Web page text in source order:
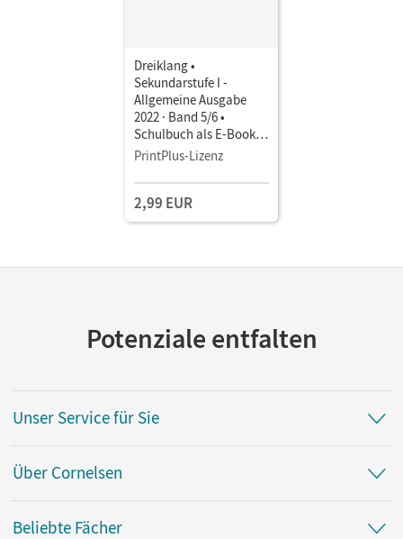
Dreiklang •
Sekundarstufe I -
Allgemeine Ausgabe
2022 · Band 5/6 •
Schulbuch als E-Book
Mit Medien
PrintPlus-Lizenz
2,99 EUR
Potenziale entfalten
Unser Service für Sie
Über Cornelsen
Beliebte Fächer